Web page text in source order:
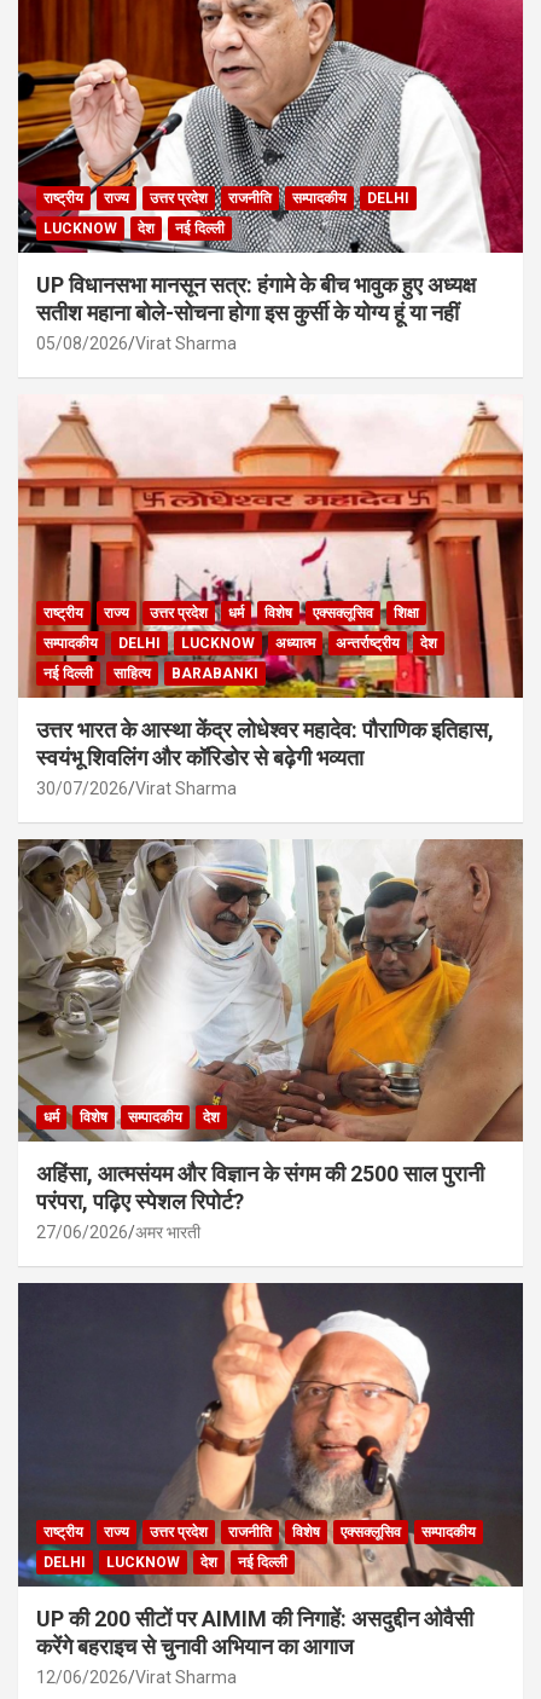
राष्ट्रीय राज्य उत्तर प्रदेश राजनीति सम्पादकीय
DELHI
LUCKNOW
देश नई दिल्ली
UP विधानसभा मानसून सत्र: हंगामे के बीच भावुक हुए अध्यक्ष
सतीश महाना बोले-सोचना होगा इस कुर्सी के योग्य हूं या नहीं
05/08/2026 Virat Sharma
राष्ट्रीय राज्य उत्तर प्रदेश धर्म विशेष एक्सक्लूसिव
शिक्षा
सम्पादकीय
DELHI LUCKNOW अध्यात्म अन्तर्राष्ट्रीय
देश
नई दिल्ली
साहित्य BARABANKI
उत्तर भारत के आस्था केंद्र लोधेश्वर महादेव: पौराणिक इतिहास,
स्वयंभू शिवलिंग और कॉरिडोर से बढ़ेगी भव्यता
30/07/2026 Virat Sharma
धर्म विशेष सम्पादकीय देश
अहिंसा, आत्मसंयम और विज्ञान के संगम की 2500 साल पुरानी
परंपरा, पढ़िए स्पेशल रिपोर्ट?
27/06/2026 अमर भारती
राष्ट्रीय राज्य उत्तर प्रदेश राजनीति विशेष एक्सक्लूसिव
सम्पादकीय
DELHI
LUCKNOW देश नई दिल्ली
UP की 200 सीटों पर AIMIM की निगाहें: असदुद्दीन ओवैसी
करेंगे बहराइच से चुनावी अभियान का आगाज
12/06/2026 Virat Sharma